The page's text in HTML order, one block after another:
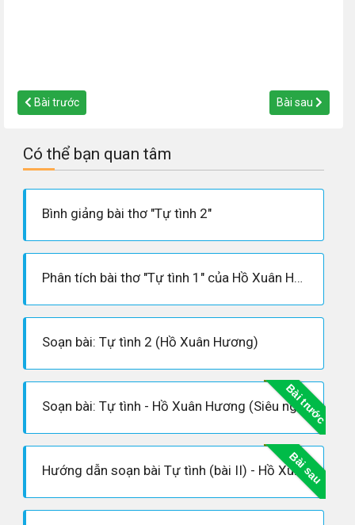
Bài trước Bài sau
Có thể bạn quan tâm
Bình giảng bài thơ "Tự tình 2"
Phân tích bài thơ "Tự tình 1" của Hồ Xuân Hương
Soạn bài: Tự tình 2 (Hồ Xuân Hương)
Bài trước
Soạn bài: Tự tình - Hồ Xuân Hương (Siêu ngắn)
Bài sau
Hướng dẫn soạn bài Tự tình (bài II) - Hồ Xuân Hương